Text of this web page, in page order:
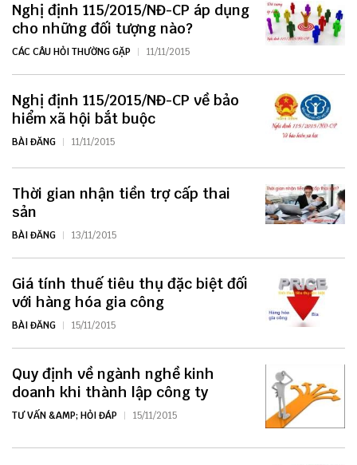
Nghị định 115/2015/NĐ-CP áp dụng
cho những đối tượng nào?
CÁC CÂU HỎI THƯỜNG GẶP 11/11/2015
Nghị định 115/2015/NĐ-CP về bảo
hiểm xã hội bắt buộc
BÀI ĐĂNG 11/11/2015
Thời gian nhận tiền trợ cấp thai
sản
BÀI ĐĂNG 13/11/2015
Giá tính thuế tiêu thụ đặc biệt đối
với hàng hóa gia công
BÀI ĐĂNG 15/11/2015
Quy định về ngành nghề kinh
doanh khi thành lập công ty
TƯ VẤN &AMP; HỎI ĐÁP 15/11/2015